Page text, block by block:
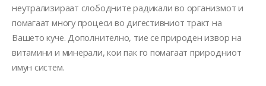
неутрализираат слободните радикали во организмот и
помагаат многу процеси во дигестивниот тракт на
Вашето куче. Дополнително, тие се природен извор на
витамини и минерали, кои пак го помагаат природниот
имун систем.